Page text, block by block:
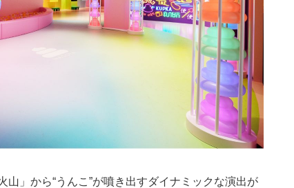
山」から“うんこ”が噴き出すダイナミックな演出が